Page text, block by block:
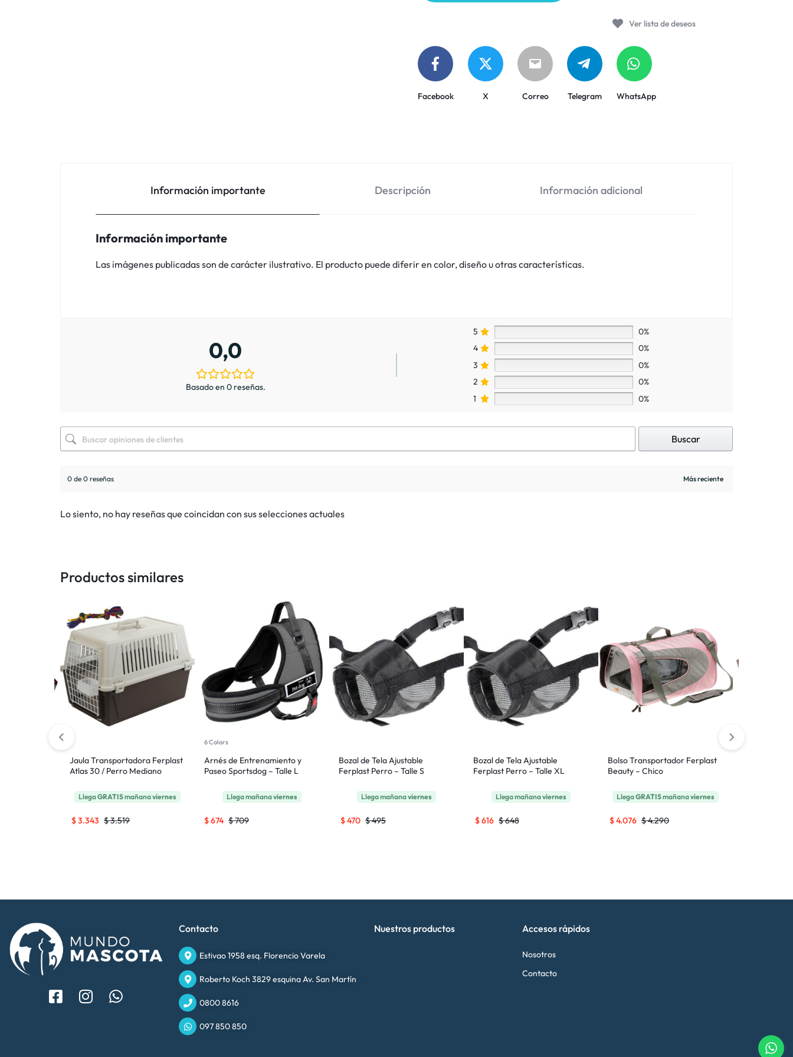
Ver lista de deseos
Facebook X Correo Telegram WhatsApp
Información importante Descripción Información adicional
Información importante
Las imágenes publicadas son de carácter ilustrativo. El producto puede diferir en color, diseño u otras características.
0,0
Basado en 0 reseñas.
5
0%
4
0%
3
0%
2
0%
1
0%
Buscar
0 de 0 reseñas
Lo siento, no hay reseñas que coincidan con sus selecciones actuales
Productos similares
Jaula Transportadora Ferplast
Atlas 30 / Perro Mediano
LlegaGRATISmañanaviernes
$3.519
$3.343
6 Colors
Arnés de Entrenamiento y
Paseo Sportsdog – Talle L
Llega mañanaviernes
$709
$674
Bozal de Tela Ajustable
Ferplast Perro – Talle S
Llega mañanaviernes
$495
$470
Bozal de Tela Ajustable
Ferplast Perro – Talle XL
Llega mañanaviernes
$648
$616
Bolso Transportador Ferplast
Beauty – Chico
LlegaGRATISmañanaviernes
$4.290
$4.076
Contacto
Estivao 1958 esq. Florencio Varela
Roberto Koch 3829 esquina Av. San Martín
0800 8616
097 850 850
Nuestros productos Accesos rápidos
Nosotros
Contacto